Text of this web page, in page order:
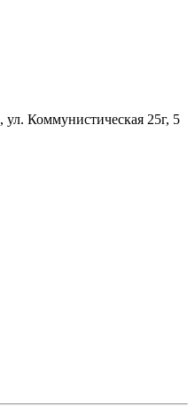
, ул. Коммунистическая 25г, 5